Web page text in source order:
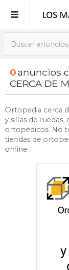
Publica tu
Registro
0anuncios
CERCA DE
Ortopedia cerca
y sillas de
ortopédicos. No
tiendas de
online.